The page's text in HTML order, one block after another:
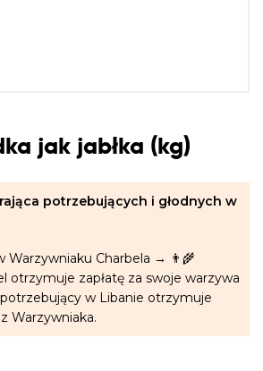
jak jabłka (kg)
potrzebujących i głodnych w
Warzywniaku Charbela → 👨‍🌾
otrzymuje zapłatę za swoje warzywa
w Libanie otrzymuje
Warzywniaka.